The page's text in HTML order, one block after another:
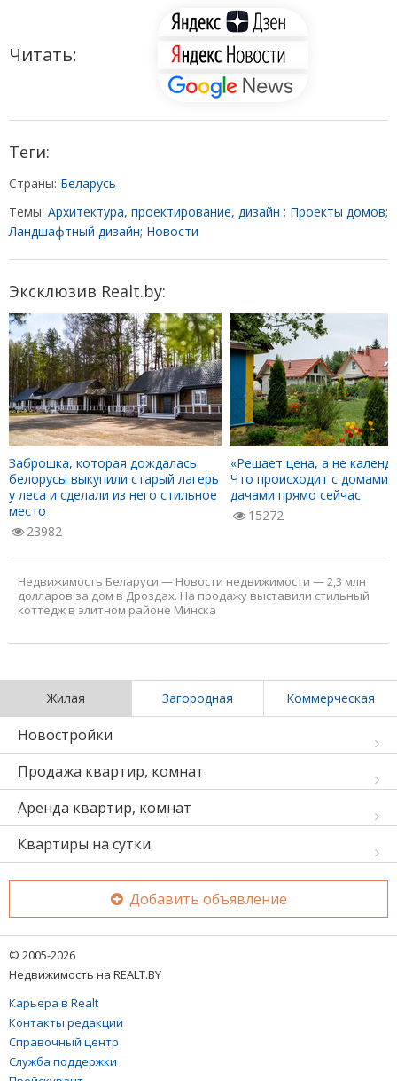
Читать:
Теги:
Страны: Беларусь
Темы: Архитектура, проектирование, дизайн ; Проекты домов;
Ландшафтный дизайн; Новости
Эксклюзив Realt.by:
Заброшка, которая дождалась:
белорусы выкупили старый лагерь
у леса и сделали из него стильное
место
23982
«Решает цена, а не
Что происходит с домами
дачами прямо сейчас
15272
Недвижимость Беларуси — Новости недвижимости —2,3 млн
долларов за дом в Дроздах. На продажу выставили стильный
коттедж в элитном районе Минска
Жилая Загородная Коммерческая
Новостройки
Продажа квартир, комнат
Аренда квартир, комнат
Квартиры на сутки
Добавить объявление
© 2005-2026
Недвижимость на REALT.BY
Карьера в Realt
Контакты редакции
Справочный центр
Служба поддержки